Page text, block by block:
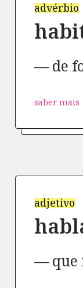
advérbio
de
saber mais
adjetivo